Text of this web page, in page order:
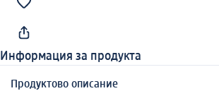
Информация за продукта
Продуктово описание